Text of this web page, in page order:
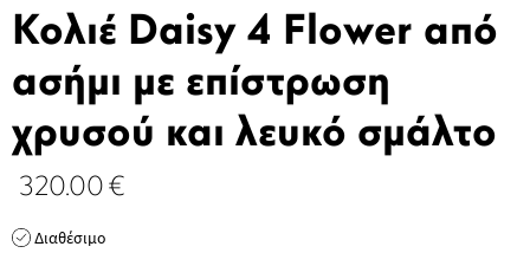
Κολιέ Daisy 4 Flower από
ασήμι με επίστρωση
χρυσού και λευκό σμάλτο
320.00 €
Διαθέσιμο